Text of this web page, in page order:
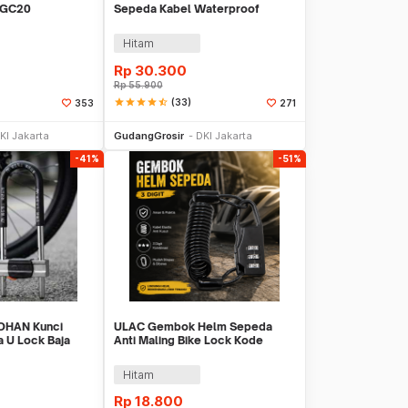
353
Jakarta
Sepeda Kabel Waterproof
Hitam
Rp 30.300
Rp55.900
starstarstarstarstar_half (33) 271
GudangGrosir DKI Jakarta
-41%
Kunci
U Lock Baja
-51%
ULAC Gembok Helm Sepeda
Anti Maling Bike Lock Kode
Hitam
Rp 18.800